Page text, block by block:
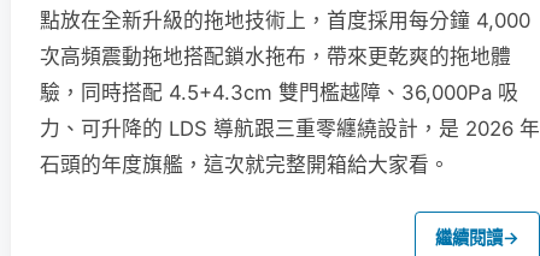
點放在全新升級的拖地技術上，首度採用每分鐘 4,000
次高頻震動拖地搭配鎖水拖布，帶來更乾爽的拖地體
驗，同時搭配 4.5+4.3cm 雙門檻越障、36,000Pa 吸
力、可升降的 LDS 導航跟三重零纏繞設計，是 2026 年
石頭的年度旗艦，這次就完整開箱給大家看。
繼續閱讀→